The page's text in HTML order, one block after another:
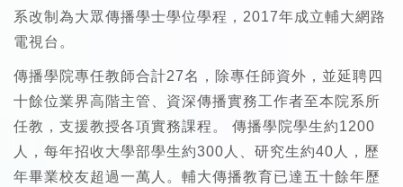
系改制為大眾傳播學士學位學程，2017年成立輔大網路
電視台。
傳播學院專任教師合計27名，除專任師資外，並延聘四
十餘位業界高階主管、資深傳播實務工作者至本院系所
任教，支援教授各項實務課程。 傳播學院學生約1200
人，每年招收大學部學生約300人、研究生約40人，歷
年畢業校友超過一萬人。輔大傳播教育已達五十餘年歷